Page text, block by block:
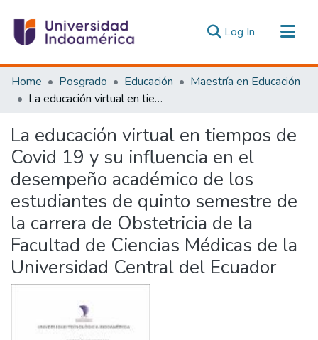
Log In (current)
Communities & Collections
All of DSpace
Estadísticas Externas
Home Posgrado Educación
Maestría en Educación
La educación virtual en tiempos de Covid 19 y su influencia en el desempeño académico de los estudiantes de quinto semestre de la carrera de Obstetricia de la Facultad de Ciencias Médicas de la Universidad Central del Ecuador
La educación virtual en tiempos de
Covid 19 y su influencia en el
desempeño académico de los
estudiantes de quinto semestre de
la carrera de Obstetricia de la
Facultad de Ciencias Médicas de la
Universidad Central del Ecuador